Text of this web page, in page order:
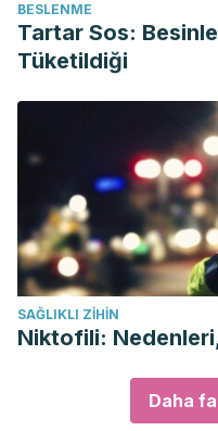
BESLENME
Tartar Sos:
Tüketildiği
SAĞLIKLI ZIHIN
Niktofili:
Daha